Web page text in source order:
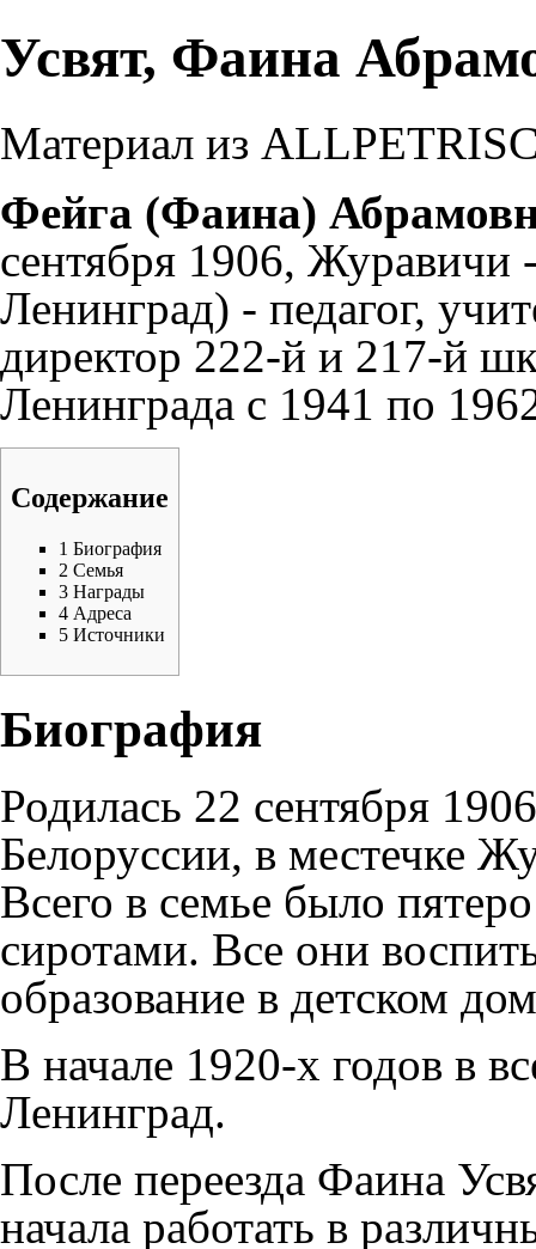
Усвят, Фаина
Материал из
Фейга (Фаина)
сентября 1906, Журавичи
Ленинград) - педагог,
директор 222-й и 217-й
Ленинграда с 1941 по
Содержание
1 Биография
2 Семья
3 Награды
4 Адреса
5 Источники
Биография
Родилась 22 сентября 1906
Белоруссии, в местечке
Всего в семье было
сиротами. Все они
образование в детском
В начале 1920-х годов в
Ленинград.
После переезда Фаина
начала работать в